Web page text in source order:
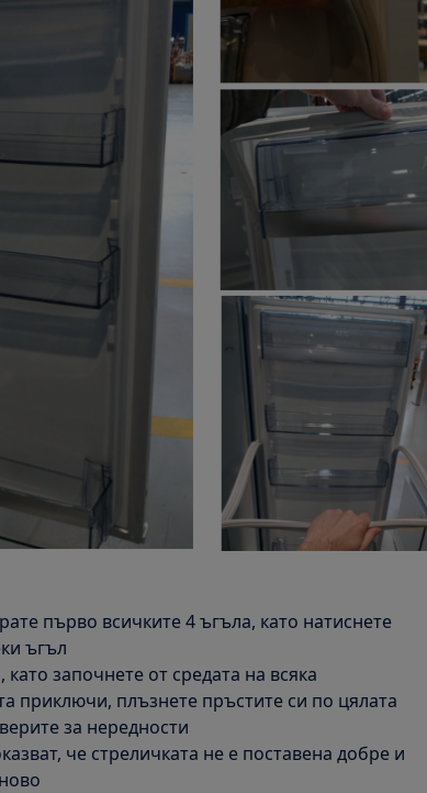
първо всичките 4 ъгъла, като натиснете
ъгъл
като започнете от средата на всяка
приключи, плъзнете пръстите си по цялата
за нередности
че стреличката не е поставена добре и